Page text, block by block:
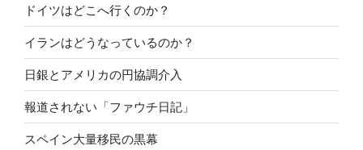
ドイツはどこへ行くのか？
イランはどうなっているのか？
日銀とアメリカの円協調介入
報道されない「ファウチ日記」
スペイン大量移民の黒幕